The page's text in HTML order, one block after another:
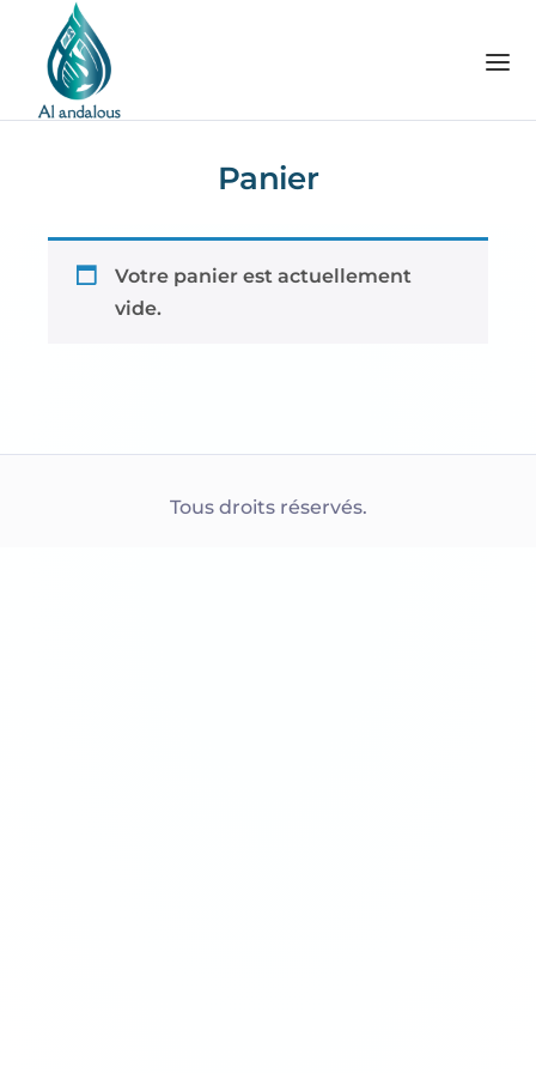
Panier
Votre panier est actuellement
vide.
Tous droits réservés.